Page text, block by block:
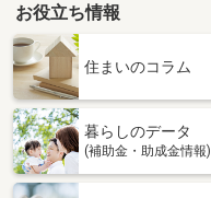
お役立ち情報
住まいのコラム
暮らしのデータ
(補助金・助成金情報)